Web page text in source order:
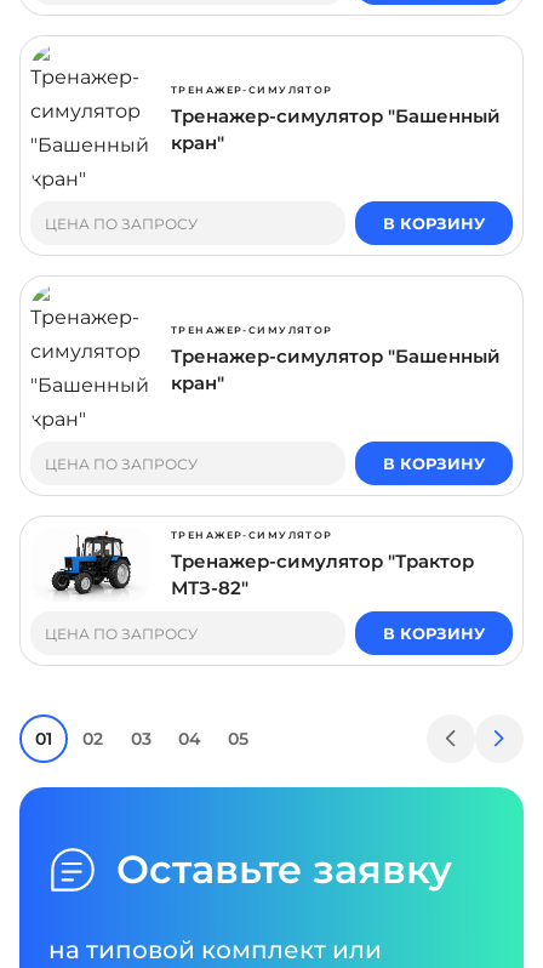
ТРЕНАЖЕР-СИМУЛЯТОР
Тренажер-симулятор "Башенный
кран"
ЦЕНА ПО ЗАПРОСУ В КОРЗИНУ
ТРЕНАЖЕР-СИМУЛЯТОР
Тренажер-симулятор "Башенный
кран"
ЦЕНА ПО ЗАПРОСУ В КОРЗИНУ
ТРЕНАЖЕР-СИМУЛЯТОР
Тренажер-симулятор "Трактор
МТЗ-82"
ЦЕНА ПО ЗАПРОСУ В КОРЗИНУ
01 02 03 04 05
Оставьте заявку
на типовой комплект или